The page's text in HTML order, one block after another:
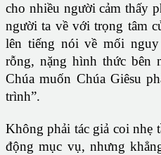
cho nhiều người cảm thấy
người ta về với trọng tâm
lên tiếng nói về mối
rỗng, nặng hình thức bên
Chúa muốn Chúa Giêsu
trình”.
Không phải tác giả coi nhẹ
động mục vụ, nhưng